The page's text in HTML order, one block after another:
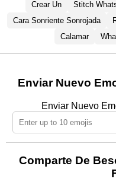
Crear Un
Stitch
Cara Sonriente Sonrojada
Calamar
Enviar Nuevo
Enviar Nuevo
Comparte De